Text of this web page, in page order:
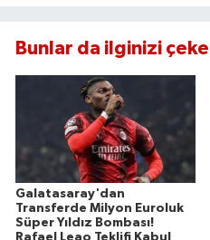
Bunlar da ilginizi
Galatasaray'dan
Transferde Milyon Euroluk
Süper Yıldız Bombası!
Rafael Leao Teklifi Kabul